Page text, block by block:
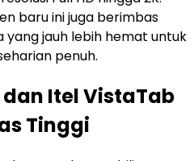
baru ini juga berimbas
yang jauh lebih hemat untuk
penuh.
dan Itel VistaTab
Tinggi